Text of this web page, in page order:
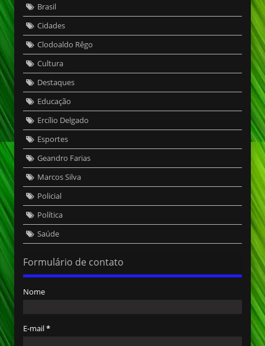
Brasil
Cidades
Clodoaldo Rêgo
Cultura
Destaques
Educação
Ercílio Delgado
Esportes
Geandro Farias
Marcos Silva
Policial
Política
Saúde
Formulário de contato
Nome
E-mail*